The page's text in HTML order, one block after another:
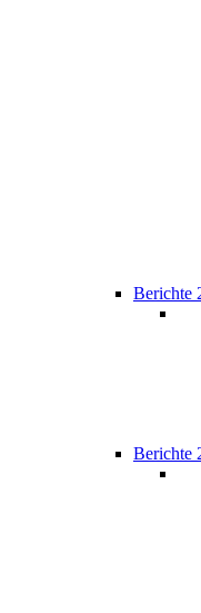
Berichte
Berichte